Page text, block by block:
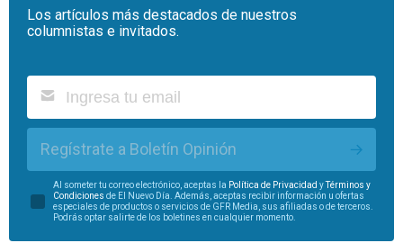
Los artículos más destacados de nuestros
columnistas e invitados.
Regístrate a Boletín Opinión
Al someter tu correo electrónico, aceptas la Política de Privacidad y
Términos y
Condiciones de El Nuevo Día. Además, aceptas recibir información u ofertas
especiales de productos o servicios de GFR Media, sus afiliadas o de terceros.
Podrás optar salirte de los boletines en cualquier momento.